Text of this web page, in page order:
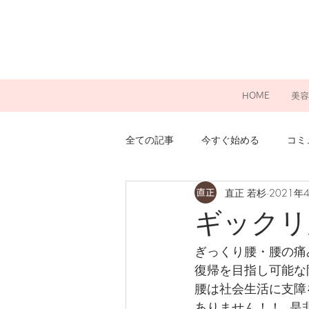
HOME 美
全ての記事 今すぐ始める コ
ギック
直正 若杉 2021年
ぎっくり腰・腰の
復帰を目指し可能
腰は社会生活に支